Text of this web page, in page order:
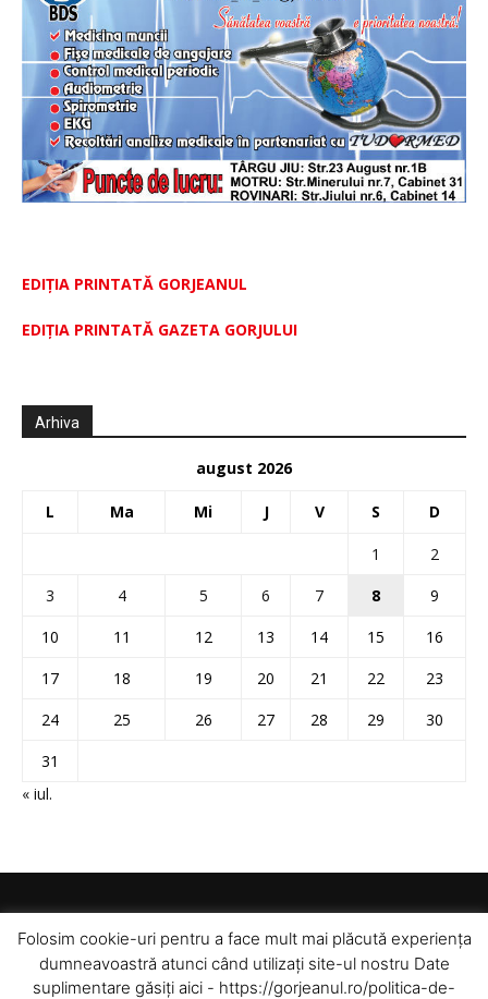
EDIȚIA PRINTATĂ GORJEANUL
EDIŢIA PRINTATĂ GAZETA GORJULUI
Arhiva
august 2026
L Ma Mi J V S D
1
2
3
4 5 6 7 8
9
10
11 12 13 14 15
16
17
18 19 20 21 22
23
24
25 26 27 28 29
30
31
« iul.
Folosim cookie-uri pentru a face mult mai plăcută experiența
dumneavoastră atunci când utilizați site-ul nostru Date
suplimentare găsiți aici - https://gorjeanul.ro/politica-de-